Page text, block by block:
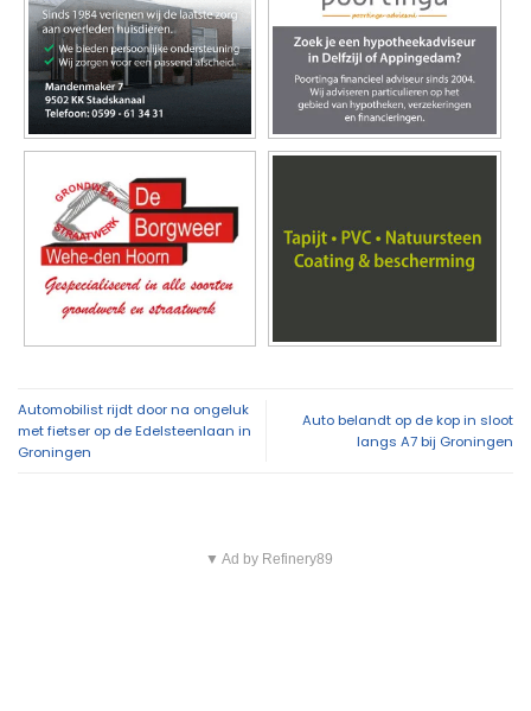
Automobilist rijdt door na ongeluk
met fietser op de Edelsteenlaan in
Groningen
Auto belandt op de kop in sloot
langs A7 bij Groningen
▼ Ad by Refinery89